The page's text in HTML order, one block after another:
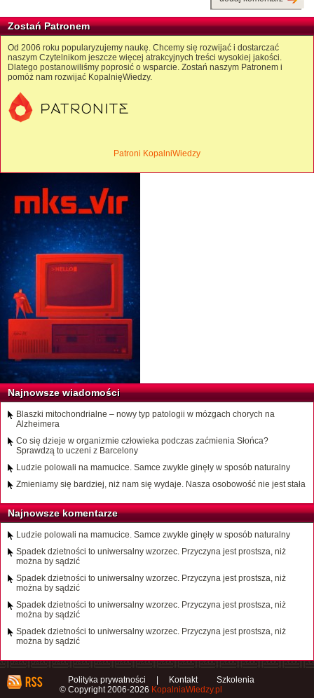
Zostań Patronem
Od 2006 roku popularyzujemy naukę. Chcemy się rozwijać i dostarczać
naszym Czytelnikom jeszcze więcej atrakcyjnych treści wysokiej jakości.
Dlatego postanowiliśmy poprosić o wsparcie. Zostań naszym Patronem i
pomóż nam rozwijać KopalnięWiedzy.
Patroni KopalniWiedzy
Najnowsze wiadomości
Blaszki mitochondrialne – nowy typ patologii w mózgach chorych na
Alzheimera
Co się dzieje w organizmie człowieka podczas zaćmienia Słońca?
Sprawdzą to uczeni z Barcelony
Ludzie polowali na mamucice. Samce zwykle ginęły w sposób naturalny
Zmieniamy się bardziej, niż nam się wydaje. Nasza osobowość nie jest stała
Najnowsze komentarze
Ludzie polowali na mamucice. Samce zwykle ginęły w sposób naturalny
Spadek dzietności to uniwersalny wzorzec. Przyczyna jest prostsza, niż
można by sądzić
Spadek dzietności to uniwersalny wzorzec. Przyczyna jest prostsza, niż
można by sądzić
Spadek dzietności to uniwersalny wzorzec. Przyczyna jest prostsza, niż
można by sądzić
Spadek dzietności to uniwersalny wzorzec. Przyczyna jest prostsza, niż
można by sądzić
Polityka prywatności Kontakt
Szkolenia
© Copyright 2006-2026 KopalniaWiedzy.pl